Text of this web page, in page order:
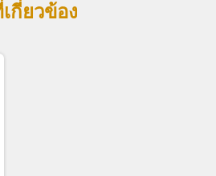
กี่ยวข้อง